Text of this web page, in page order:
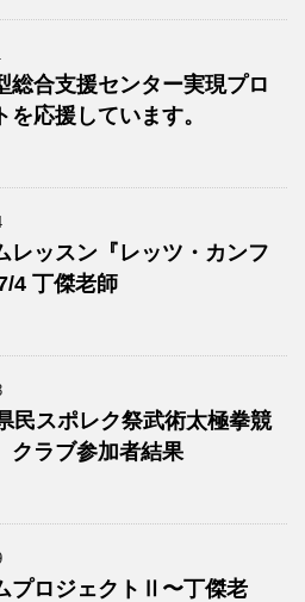
総合支援センター実現プロ
を応援しています。
レッスン『レッツ・カンフ
4 丁傑老師
民スポレク祭武術太極拳競
ラブ参加者結果
プロジェクトⅡ〜丁傑老